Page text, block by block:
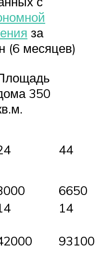
за
(6 месяцев)
350
44
6650
14
93100